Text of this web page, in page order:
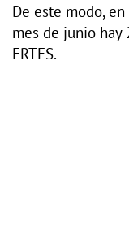
De este modo,
mes de junio hay
ERTES.